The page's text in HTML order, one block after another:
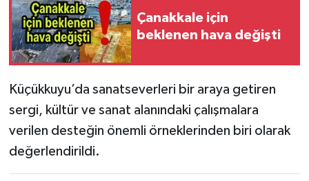
Çanakkale için
beklenen hava değişti
Küçükkuyu’da sanatseverleri bir araya getiren
sergi, kültür ve sanat alanındaki çalışmalara
verilen desteğin önemli örneklerinden biri olarak
değerlendirildi.